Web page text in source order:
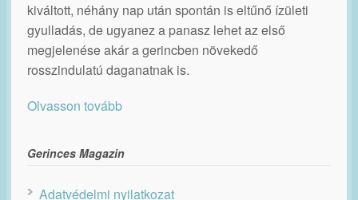
kiváltott, néhány nap után spontán is eltűnő ízületi
gyulladás, de ugyanez a panasz lehet az első
megjelenése akár a gerincben növekedő
rosszindulatú daganatnak is.
Olvasson tovább
Gerinces Magazin
Adatvédelmi nyilatkozat